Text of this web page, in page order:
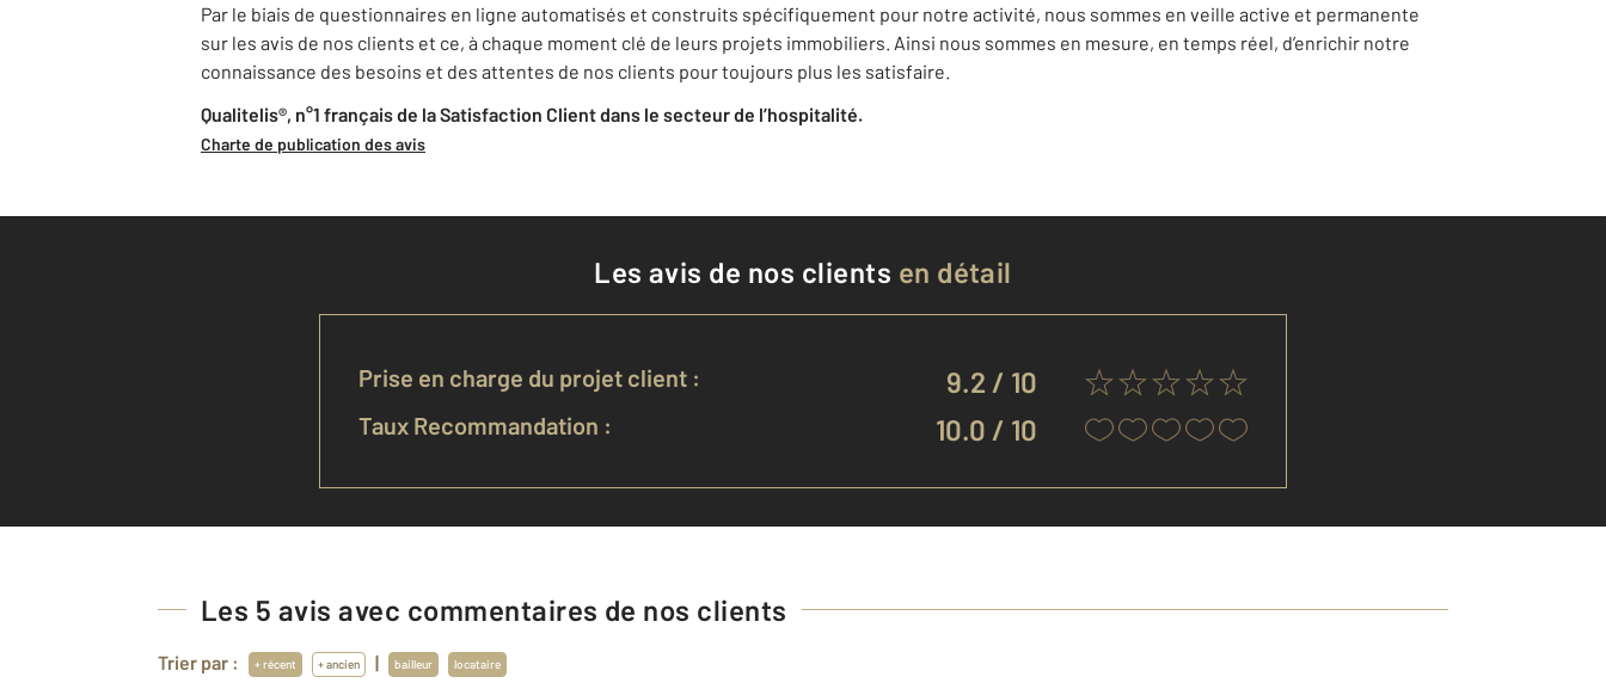
Par le biais de questionnaires en ligne automatisés et construits spécifiquement pour notre activité, nous sommes en veille active et permanente
sur les avis de nos clients et ce, à chaque moment clé de leurs projets immobiliers. Ainsi nous sommes en mesure, en temps réel, d’enrichir notre
connaissance des besoins et des attentes de nos clients pour toujours plus les satisfaire.
Qualitelis®, n°1 français de la Satisfaction Client dans le secteur de l’hospitalité.
Charte de publication des avis
Les avis de nos clients en détail
Prise en charge du projet client : 9.2 / 10
Taux Recommandation : 10.0 / 10
Les 5 avis avec commentaires de nos clients
Trier par : + récent + ancien | bailleur locataire